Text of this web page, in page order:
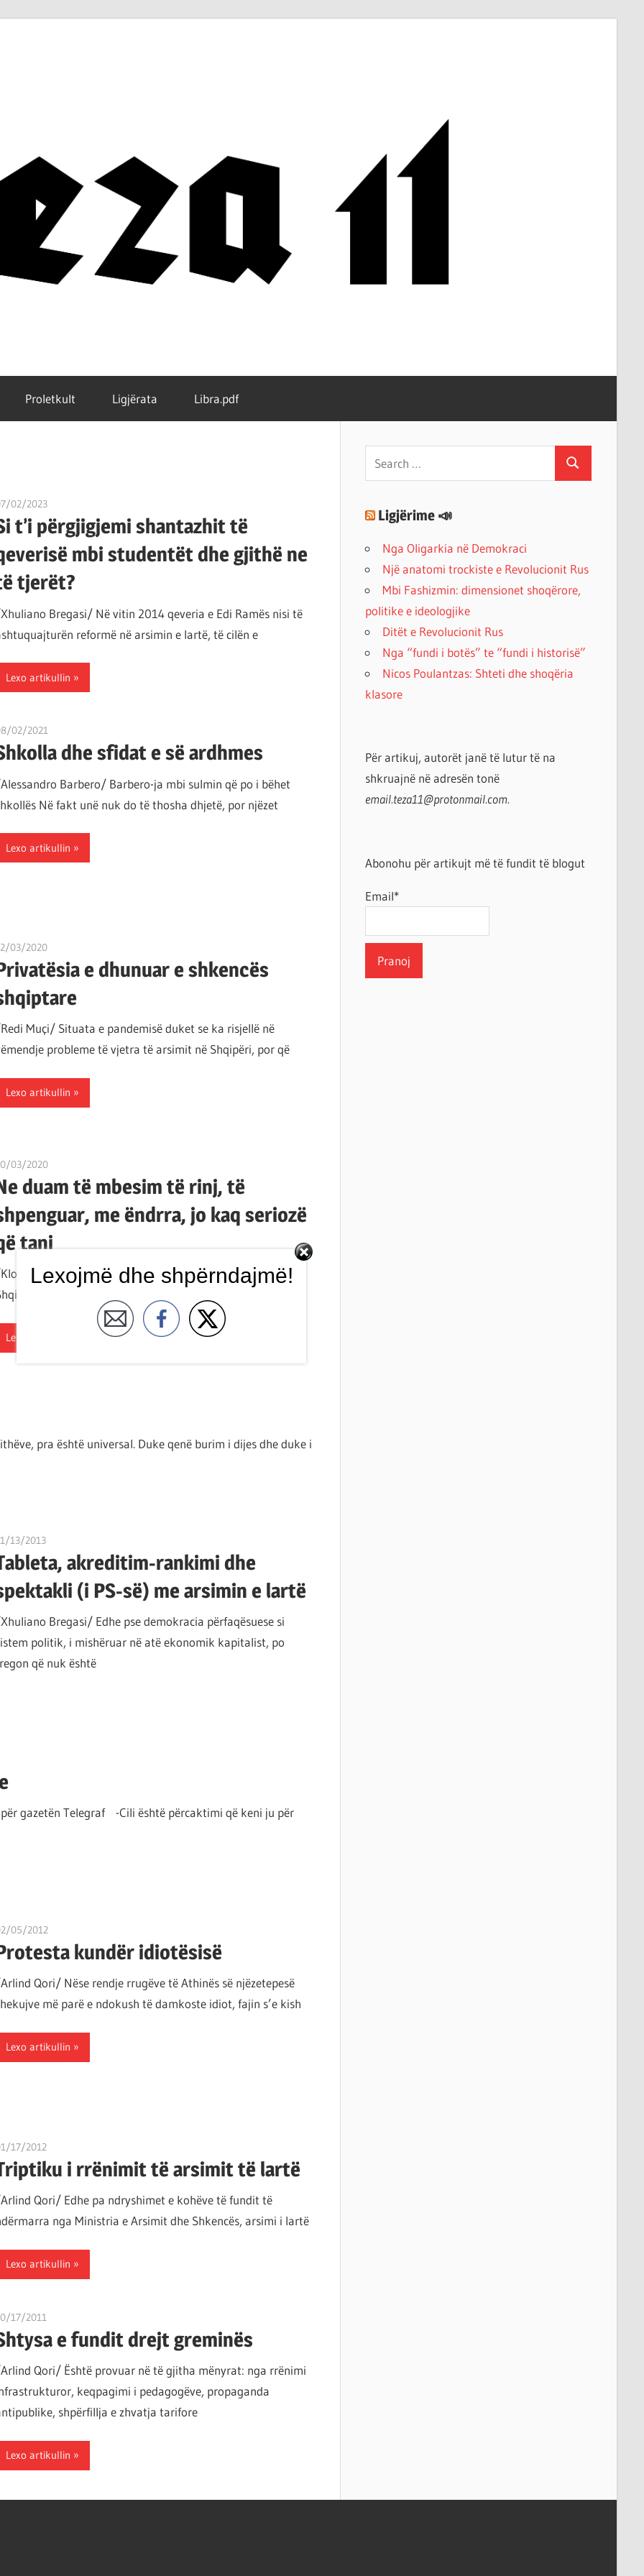
Proletkult Ligjërata Libra.pdf
02/2023
t’i përgjigjemi shantazhit të
mbi studentët dhe gjithë ne
tjerët?
Bregasi/ Në vitin 2014 qeveria e Edi Ramës nisi të
reformë në arsimin e lartë, të cilën e
Lexo artikullin
02/2021
dhe sfidat e së ardhmes
Barbero/ Barbero-ja mbi sulmin që po i bëhet
Në fakt unë nuk do të thosha dhjetë, por njëzet
Lexo artikullin
03/2020
e dhunuar e shkencës
Muçi/ Situata e pandemisë duket se ka risjellë në
probleme të vjetra të arsimit në Shqipëri, por që
Lexo artikullin
03/2020
duam të mbesim të rinj, të
me ëndrra, jo kaq seriozë
tani
Leka/ Klodi Leka është aktivist i majtë në Tiranë,
dhe ishte një nga aktivistët së bashku me student
Lexo artikullin
pra është universal. Duke qenë burim i dijes dhe duke i
13/2013
akreditim-rankimi dhe
(i PS-së) me arsimin e lartë
Bregasi/ Edhe pse demokracia përfaqësuese si
politik, i mishëruar në atë ekonomik kapitalist, po
që nuk është
gazetën Telegraf -Cili është përcaktimi që keni ju për
05/2012
kundër idiotësisë
Qori/ Nëse rendje rrugëve të Athinës së njëzetepesë
më parë e ndokush të damkoste idiot, fajin s’e kish
Lexo artikullin
17/2012
i rrënimit të arsimit të lartë
Qori/ Edhe pa ndryshimet e kohëve të fundit të
nga Ministria e Arsimit dhe Shkencës, arsimi i lartë
Lexo artikullin
17/2011
e fundit drejt greminës
Qori/ Është provuar në të gjitha mënyrat: nga rrënimi
keqpagimi i pedagogëve, propaganda
shpërfillja e zhvatja tarifore
Lexo artikullin
Search
Ligjërime 📣
Nga Oligarkia në Demokraci
Një anatomi trockiste e Revolucionit Rus
Mbi Fashizmin: dimensionet shoqërore,
politike e ideologjike
Ditët e Revolucionit Rus
Nga “fundi i botës” te “fundi i historisë”
Nicos Poulantzas: Shteti dhe shoqëria
klasore
Për artikuj, autorët janë të lutur të na
shkruajnë në adresën tonë
email.teza11@protonmail.com.
Abonohu për artikujt më të fundit të blogut
Email*
Lexojmë dhe shpërndajmë!